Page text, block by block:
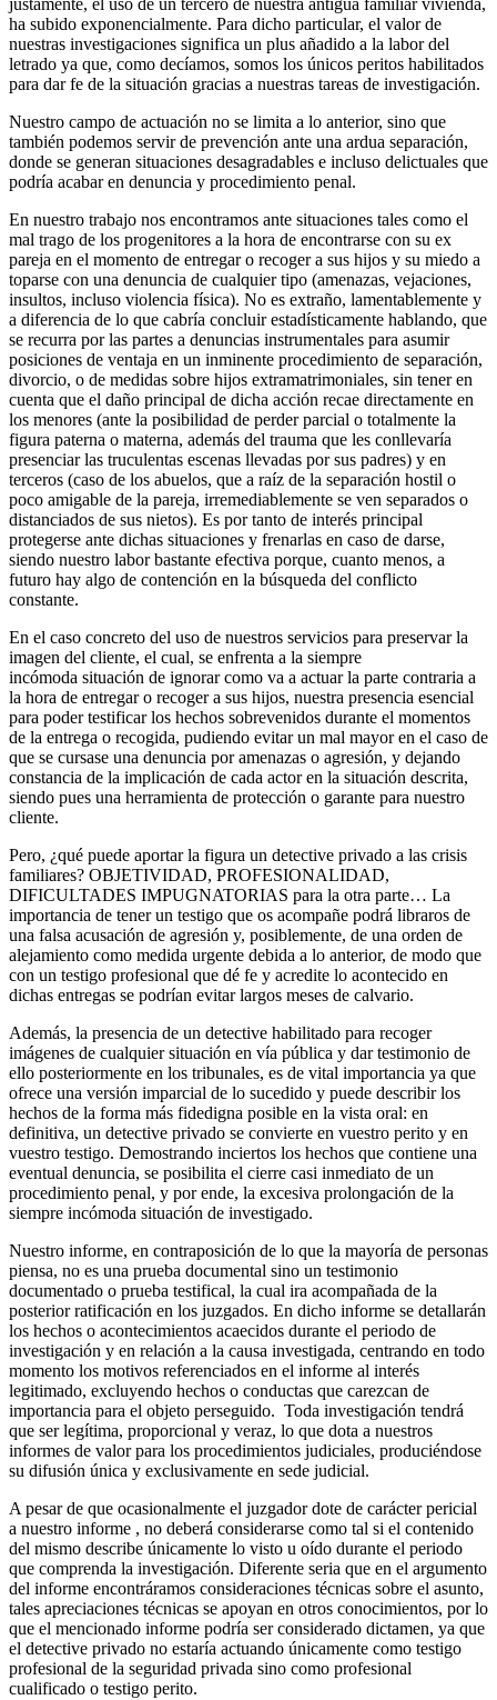
ha subido exponencialmente. Para dicho particular, el valor de
nuestras investigaciones significa un plus añadido a la labor del
letrado ya que, como decíamos, somos los únicos peritos habilitados
para dar fe de la situación gracias a nuestras tareas de investigación.
Nuestro campo de actuación no se limita a lo anterior, sino que
también podemos servir de prevención ante una ardua separación,
donde se generan situaciones desagradables e incluso delictuales que
podría acabar en denuncia y procedimiento penal.
En nuestro trabajo nos encontramos ante situaciones tales como el
mal trago de los progenitores a la hora de encontrarse con su ex
pareja en el momento de entregar o recoger a sus hijos y su miedo a
toparse con una denuncia de cualquier tipo (amenazas, vejaciones,
insultos, incluso violencia física). No es extraño, lamentablemente y
a diferencia de lo que cabría concluir estadísticamente hablando, que
se recurra por las partes a denuncias instrumentales para asumir
posiciones de ventaja en un inminente procedimiento de separación,
divorcio, o de medidas sobre hijos extramatrimoniales, sin tener en
cuenta que el daño principal de dicha acción recae directamente en
los menores (ante la posibilidad de perder parcial o totalmente la
figura paterna o materna, además del trauma que les conllevaría
presenciar las truculentas escenas llevadas por sus padres) y en
terceros (caso de los abuelos, que a raíz de la separación hostil o
poco amigable de la pareja, irremediablemente se ven separados o
distanciados de sus nietos). Es por tanto de interés principal
protegerse ante dichas situaciones y frenarlas en caso de darse,
siendo nuestro labor bastante efectiva porque, cuanto menos, a
futuro hay algo de contención en la búsqueda del conflicto
constante.
En el caso concreto del uso de nuestros servicios para preservar la
imagen del cliente, el cual, se enfrenta a la siempre
incómoda situación de ignorar como va a actuar la parte contraria a
la hora de entregar o recoger a sus hijos, nuestra presencia esencial
para poder testificar los hechos sobrevenidos durante el momentos
de la entrega o recogida, pudiendo evitar un mal mayor en el caso de
que se cursase una denuncia por amenazas o agresión, y dejando
constancia de la implicación de cada actor en la situación descrita,
siendo pues una herramienta de protección o garante para nuestro
cliente.
Pero, ¿qué puede aportar la figura un detective privado a las crisis
familiares? OBJETIVIDAD, PROFESIONALIDAD,
DIFICULTADES IMPUGNATORIAS para la otra parte… La
importancia de tener un testigo que os acompañe podrá libraros de
una falsa acusación de agresión y, posiblemente, de una orden de
alejamiento como medida urgente debida a lo anterior, de modo que
con un testigo profesional que dé fe y acredite lo acontecido en
dichas entregas se podrían evitar largos meses de calvario.
Además, la presencia de un detective habilitado para recoger
imágenes de cualquier situación en vía pública y dar testimonio de
ello posteriormente en los tribunales, es de vital importancia ya que
ofrece una versión imparcial de lo sucedido y puede describir los
hechos de la forma más fidedigna posible en la vista oral: en
definitiva, un detective privado se convierte en vuestro perito y en
vuestro testigo. Demostrando inciertos los hechos que contiene una
eventual denuncia, se posibilita el cierre casi inmediato de un
procedimiento penal, y por ende, la excesiva prolongación de la
siempre incómoda situación de investigado.
Nuestro informe, en contraposición de lo que la mayoría de personas
piensa, no es una prueba documental sino un testimonio
documentado o prueba testifical, la cual ira acompañada de la
posterior ratificación en los juzgados. En dicho informe se detallarán
los hechos o acontecimientos acaecidos durante el periodo de
investigación y en relación a la causa investigada, centrando en todo
momento los motivos referenciados en el informe al interés
legitimado, excluyendo hechos o conductas que carezcan de
importancia para el objeto perseguido. Toda investigación tendrá
que ser legítima, proporcional y veraz, lo que dota a nuestros
informes de valor para los procedimientos judiciales, produciéndose
su difusión única y exclusivamente en sede judicial.
A pesar de que ocasionalmente el juzgador dote de carácter pericial
a nuestro informe , no deberá considerarse como tal si el contenido
del mismo describe únicamente lo visto u oído durante el periodo
que comprenda la investigación. Diferente seria que en el argumento
del informe encontráramos consideraciones técnicas sobre el asunto,
tales apreciaciones técnicas se apoyan en otros conocimientos, por lo
que el mencionado informe podría ser considerado dictamen, ya que
el detective privado no estaría actuando únicamente como testigo
profesional de la seguridad privada sino como profesional
cualificado o testigo perito.